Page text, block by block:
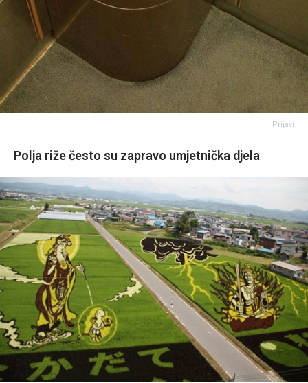
Prijavi
Polja riže često su zapravo umjetnička djela